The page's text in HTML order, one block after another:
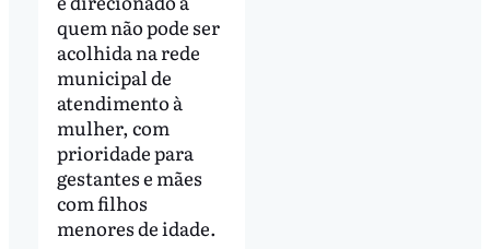
quem não pode ser
acolhida na rede
municipal de
atendimento à
mulher, com
prioridade para
gestantes e mães
com filhos
menores de idade.